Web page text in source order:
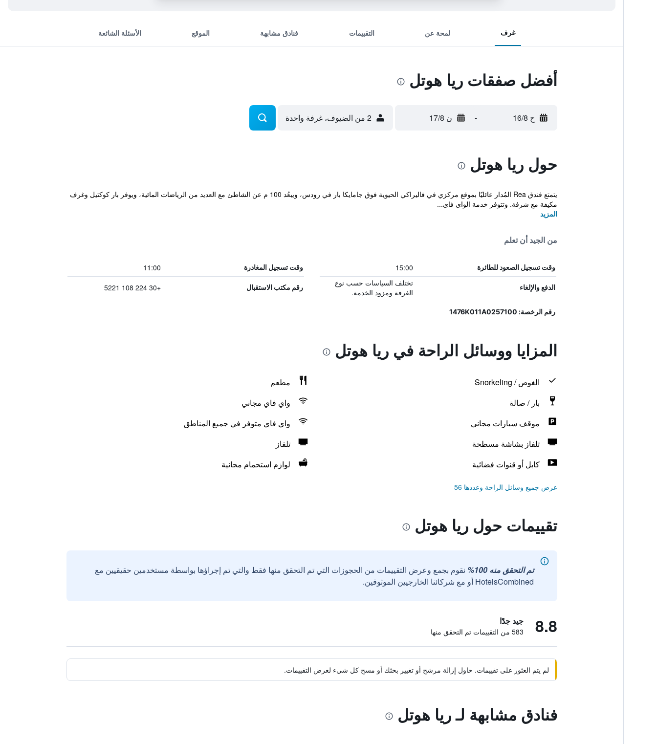
غرف لمحة عن التقييمات فنادق مشابهة الموقع الأسئلة الشائعة
أفضل صفقات ريا هوتل
ح 16/8 - ن 17/8 2 من الضيوف، غرفة واحدة
حول ريا هوتل
يتمتع فندق Rea المُدار عائليًا بموقع مركزي في فاليراكي الحيوية فوق جامايكا بار في رودس، ويبعُد 100 م عن الشاطئ مع العديد من الرياضات المائية، ويوفر بار كوكتيل وغرف
مكيفة مع شرفة. وتتوفر خدمة الواي فاي...
المزيد
من الجيد أن تعلم
وقت تسجيل الصعود للطائرة 15:00 وقت تسجيل المغادرة 11:00
الدفع والإلغاء
تختلف السياسات حسب نوع
الغرفة ومزود الخدمة.
رقم مكتب الاستقبال +30 224 108 5221
رقم الرخصة: 1476K011A0257100
المزايا ووسائل الراحة في ريا هوتل
الغوص / Snorkeling
مطعم
بار / صالة
واي فاي مجاني
موقف سيارات مجاني
واي فاي متوفر في جميع المناطق
تلفاز بشاشة مسطحة
تلفاز
كابل أو قنوات فضائية
لوازم استحمام مجانية
عرض جميع وسائل الراحة وعددها 56
تقييمات حول ريا هوتل
تم التحقق منه 100%
نقوم بجمع وعرض التقييمات من الحجوزات التي تم التحقق منها فقط والتي تم إجراؤها بواسطة مستخدمين حقيقيين مع
HotelsCombined أو مع شركائنا الخارجيين الموثوقين.
8.8 جيد جدًا
583 من التقييمات تم التحقق منها
لم يتم العثور على تقييمات. حاول إزالة مرشح أو تغيير بحثك أو مسح كل شيء لعرض التقييمات.
فنادق مشابهة لـ ريا هوتل